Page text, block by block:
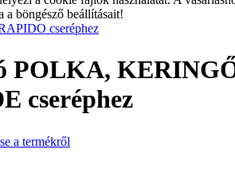
a böngésző beállításait!
cseréphez
POLKA,
cseréphez
a termékről